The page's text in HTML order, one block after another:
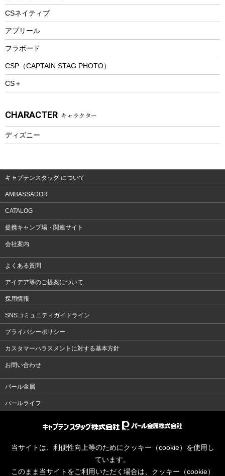
トレッキング
トレッキングアクセサリー
プレイグッズ
ウェルネス
ウェア、タオル
ウェア
CSネイティブ
アプリール
フラボード
CSP（CAPTAIN STAG PHOTO）
CS＋
CHARACTER キャラクター
ディズニー
キャプテンスタッグ について
AMBASSADOR
CATALOG
提携キャンプ場・関連サイト
会社案内
よくある質問
アイデア等のご提案について
採用情報
SNSコミュニティガイドライン
プライバシーポリシー
カスタマーハラスメントに対する基本方針
お問い合わせ
パール金属
パールライフ
当サイトは、利便性向上等のためにクッキー（cookie）を使用し
ています。
このまま当サイトをご利用いただく場合は、クッキー（cookie）